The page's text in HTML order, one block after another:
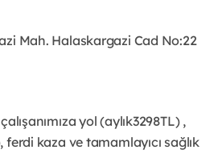
Mah. Halaskargazi Cad No:22
yol (aylık3298TL) ,
kaza ve tamamlayıcı sağlık